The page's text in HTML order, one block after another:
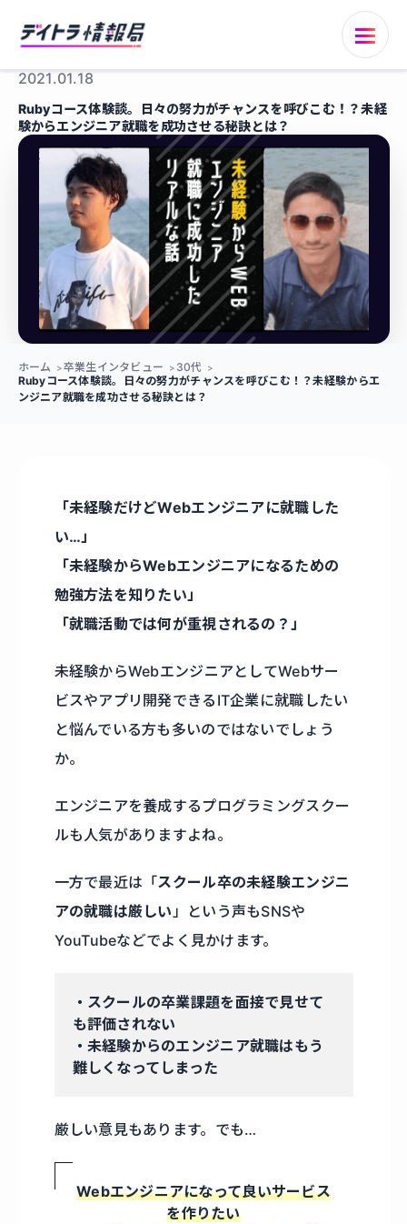
2021.01.18
Rubyコース体験談。日々の努力がチャンスを呼びこむ！？未経
験からエンジニア就職を成功させる秘訣とは？
ホーム 卒業生インタビュー
30代
Rubyコース体験談。日々の努力がチャンスを呼びこむ！？未経験からエ
ンジニア就職を成功させる秘訣とは？
「未経験だけどWebエンジニアに就職した
い…」
「未経験からWebエンジニアになるための
勉強方法を知りたい」
「就職活動では何が重視されるの？」
未経験からWebエンジニアとしてWebサー
ビスやアプリ開発できるIT企業に就職したい
と悩んでいる方も多いのではないでしょう
か。
エンジニアを養成するプログラミングスクー
ルも人気がありますよね。
一方で最近は「スクール卒の未経験エンジニ
アの就職は厳しい」という声もSNSや
YouTubeなどでよく見かけます。
・スクールの卒業課題を面接で見せて
も評価されない
・未経験からのエンジニア就職はもう
難しくなってしまった
厳しい意見もあります。でも…
Webエンジニアになって良いサービス
を作りたい